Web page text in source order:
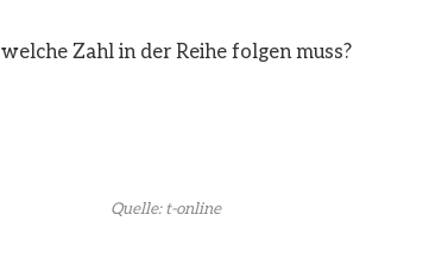
Zahl in der Reihe folgen muss?
Quelle: t-online